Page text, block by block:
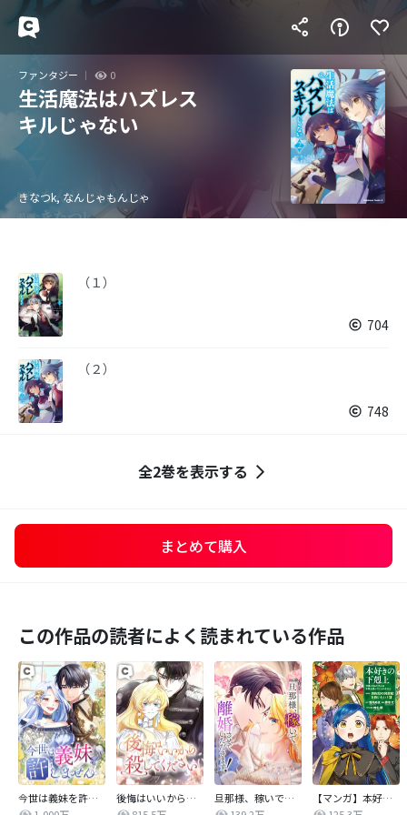
ファンタジー 0
生活魔法はハズレス
キルじゃない
きなつk, なんじゃもんじゃ
（１）
704
（２）
748
全2巻を表示する
まとめて購入
この作品の読者によく読まれている作品
今世は義妹を許しません
後悔はいいから殺してください
旦那様、稼いで離婚させていただきます！
【マンガ】本好きの下剋上 第四部